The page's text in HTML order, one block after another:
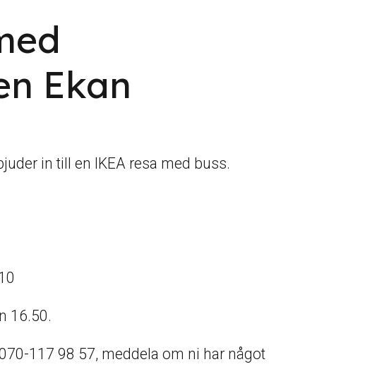
Ekan
in till en IKEA resa med buss.
16.50.
117 98 57, meddela om ni har något